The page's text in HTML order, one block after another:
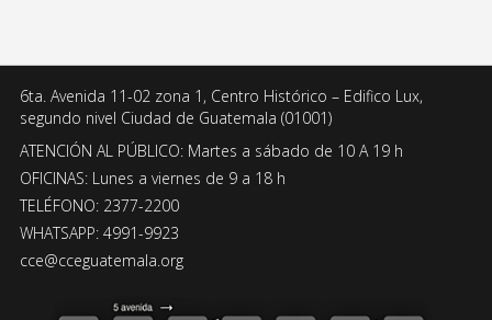
6ta. Avenida 11-02 zona 1, Centro Histórico – Edifico Lux,
segundo nivel Ciudad de Guatemala (01001)
ATENCIÓN AL PÚBLICO: Martes a sábado de 10 A 19 h
OFICINAS: Lunes a viernes de 9 a 18 h
TELÉFONO: 2377-2200
WHATSAPP: 4991-9923
cce@cceguatemala.org